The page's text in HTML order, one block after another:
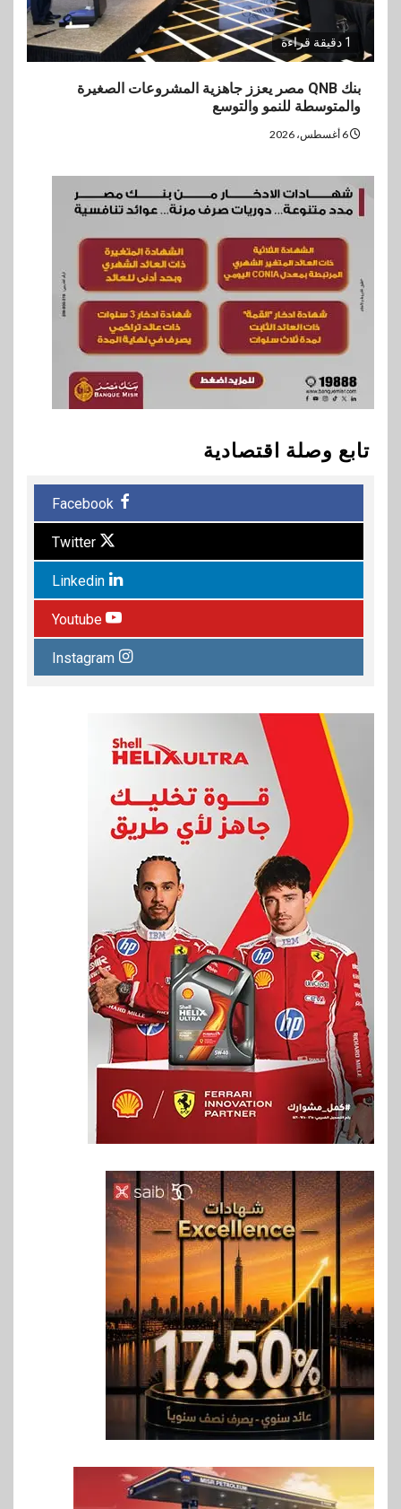
1 دقيقة قراءة
بنك QNB مصر يعزز جاهزية المشروعات الصغيرة
والمتوسطة للنمو والتوسع
تابع وصلة اقتصادية
Facebook
Twitter
Linkedin
Youtube
Instagram
6
سوق وصلة
هواوي: هاتف nova 15
Max بطارية ضخمة وتصميم متين
جهازًا مثاليًا للشباب
7 اقتصاد
إي اف چي فاينانس تستعرض
خطط نمو «بلد» لتعزيز حضورها
في سوق تحويلات المصريين
بالخارج
8
اخبار
بيان توضيحي صادر عن شركة